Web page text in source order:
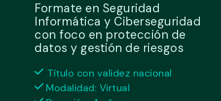
Formate en Seguridad
Informática y Ciberseguridad
con foco en protección de
datos y gestión de riesgos
Título con validez nacional
Modalidad: Virtual